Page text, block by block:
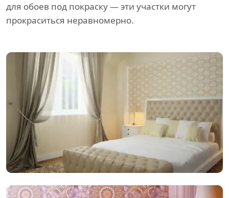
для обоев под покраску — эти участки могут
прокраситься неравномерно.